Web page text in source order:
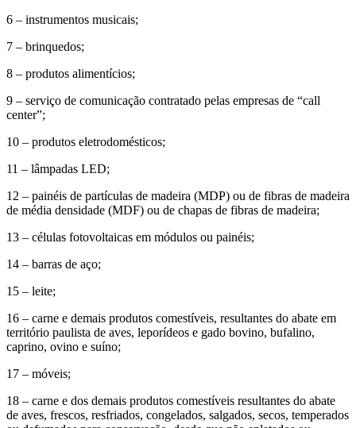
6 – instrumentos musicais;
7 – brinquedos;
8 – produtos alimentícios;
9 – serviço de comunicação contratado pelas empresas de “call
center”;
10 – produtos eletrodomésticos;
11 – lâmpadas LED;
12 – painéis de partículas de madeira (MDP) ou de fibras de madeira
de média densidade (MDF) ou de chapas de fibras de madeira;
13 – células fotovoltaicas em módulos ou painéis;
14 – barras de aço;
15 – leite;
16 – carne e demais produtos comestíveis, resultantes do abate em
território paulista de aves, leporídeos e gado bovino, bufalino,
caprino, ovino e suíno;
17 – móveis;
18 – carne e dos demais produtos comestíveis resultantes do abate
de aves, frescos, resfriados, congelados, salgados, secos, temperados